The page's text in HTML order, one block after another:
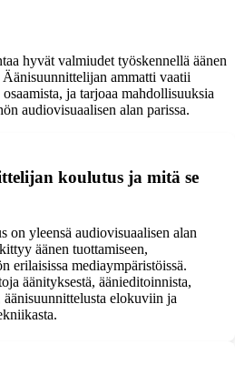
hyvät valmiudet työskennellä äänen
Äänisuunnittelijan ammatti vaatii
ja tarjoaa mahdollisuuksia
audiovisuaalisen alan parissa.
koulutus ja mitä se
on yleensä audiovisuaalisen alan
äänen tuottamiseen,
erilaisissa mediaympäristöissä.
äänityksestä, äänieditoinnista,
äänisuunnittelusta elokuviin ja